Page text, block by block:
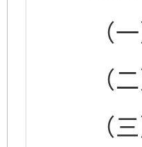
（
（
（